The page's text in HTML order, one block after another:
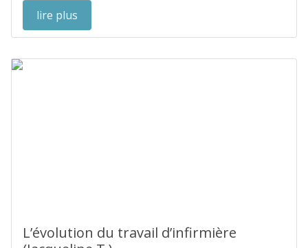
lire plus
L’évolution du travail d’infirmière